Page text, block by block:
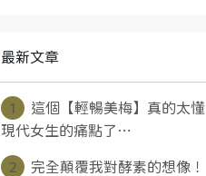
最新文章
1
這個【輕暢美梅】真的太懂
現代女生的痛點了⋯
2
完全顛覆我對酵素的想像！